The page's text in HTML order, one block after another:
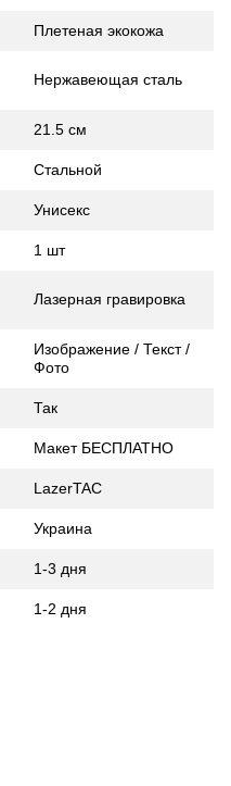
Плетеная экокожа
Нержавеющая сталь
21.5 см
Стальной
Унисекс
1 шт
Лазерная гравировка
Изображение / Текст /
Фото
Так
Макет БЕСПЛАТНО
LazerTAC
Украина
1-3 дня
1-2 дня